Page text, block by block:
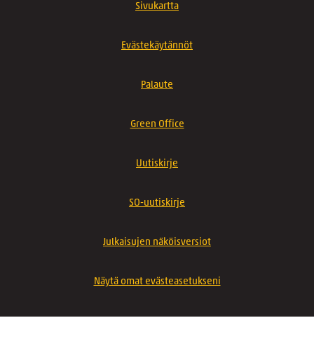
Sivukartta
Evästekäytännöt
Palaute
Green Office
Uutiskirje
SO-uutiskirje
Julkaisujen näköisversiot
Näytä omat evästeasetukseni